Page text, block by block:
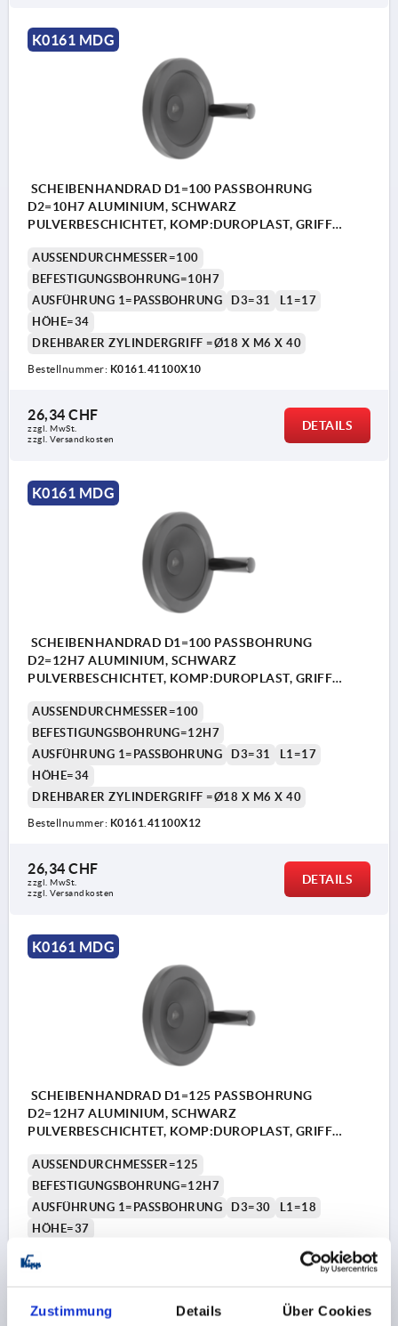
Zustimmung Details Über Cookies
K0161 MDG
SCHEIBENHANDRAD D1=100 PASSBOHRUNG
D2=10H7 ALUMINIUM, SCHWARZ
PULVERBESCHICHTET, KOMP:DUROPLAST, GRIFF
AUSSENDURCHMESSER=100
BEFESTIGUNGSBOHRUNG=10H7
AUSFÜHRUNG 1=PASSBOHRUNG
D3=31
L1=17
HÖHE=34
DREHBARER ZYLINDERGRIFF =Ø18 X M6 X 40
Bestellnummer: K0161.41100X10
26,34 CHF
zzgl. MwSt.
zzgl. Versandkosten
DETAILS
K0161 MDG
SCHEIBENHANDRAD D1=100 PASSBOHRUNG
D2=12H7 ALUMINIUM, SCHWARZ
PULVERBESCHICHTET, KOMP:DUROPLAST, GRIFF
AUSSENDURCHMESSER=100
BEFESTIGUNGSBOHRUNG=12H7
AUSFÜHRUNG 1=PASSBOHRUNG
D3=31
L1=17
HÖHE=34
DREHBARER ZYLINDERGRIFF =Ø18 X M6 X 40
Bestellnummer: K0161.41100X12
26,34 CHF
zzgl. MwSt.
zzgl. Versandkosten
DETAILS
K0161 MDG
SCHEIBENHANDRAD D1=125 PASSBOHRUNG
D2=12H7 ALUMINIUM, SCHWARZ
PULVERBESCHICHTET, KOMP:DUROPLAST, GRIFF
AUSSENDURCHMESSER=125
BEFESTIGUNGSBOHRUNG=12H7
AUSFÜHRUNG 1=PASSBOHRUNG
D3=30
L1=18
HÖHE=37
32,26 CHF